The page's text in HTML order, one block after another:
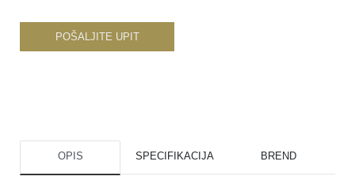
POŠALJITE UPIT
OPIS SPECIFIKACIJA BREND